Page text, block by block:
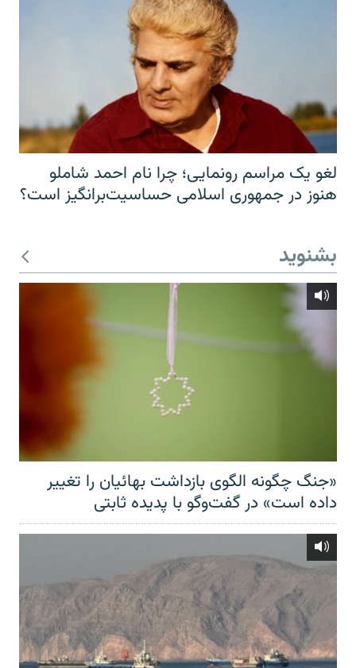
لغو یک مراسم رونمایی؛ چرا نام احمد شاملو
هنوز در جمهوری اسلامی حساسیت‌برانگیز است؟
بشنوید
«جنگ چگونه الگوی بازداشت بهائیان را تغییر
داده است» در گفت‌وگو با پدیده ثابتی